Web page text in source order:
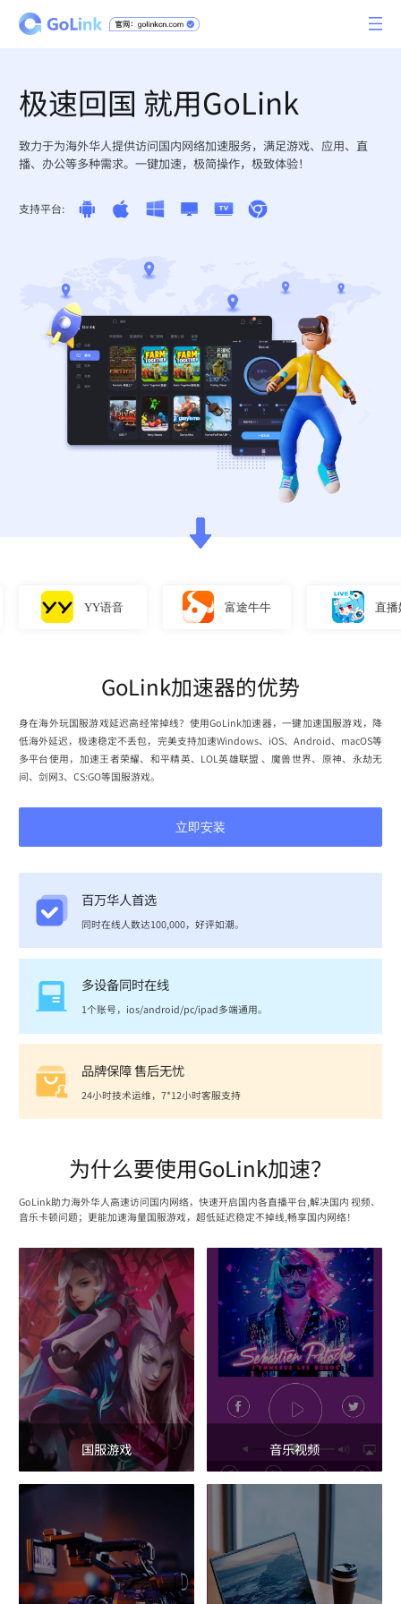
极速回国 就用GoLink
致力于为海外华人提供访问国内网络加速服务，满足游戏、应用、直
播、办公等多种需求。一键加速，极简操作，极致体验！
支持平台:
YY语音 富途牛牛 直播姬
GoLink加速器的优势
身在海外玩国服游戏延迟高经常掉线？使用GoLink加速器，一键加速国服游戏，降
低海外延迟，极速稳定不丢包，完美支持加速Windows、iOS、Android、macOS等
多平台使用，加速王者荣耀、和平精英、LOL英雄联盟 、魔兽世界、原神、永劫无
间、剑网3、CS:GO等国服游戏。
立即安装
百万华人首选
同时在线人数达100,000，好评如潮。
多设备同时在线
1个账号，ios/android/pc/ipad多端通用。
品牌保障 售后无忧
24小时技术运维，7*12小时客服支持
为什么要使用GoLink加速？
GoLink助力海外华人高速访问国内网络，快速开启国内各直播平台,解决国内 视频、
音乐卡顿问题；更能加速海量国服游戏，超低延迟稳定不掉线,畅享国内网络！
国服游戏 音乐视频